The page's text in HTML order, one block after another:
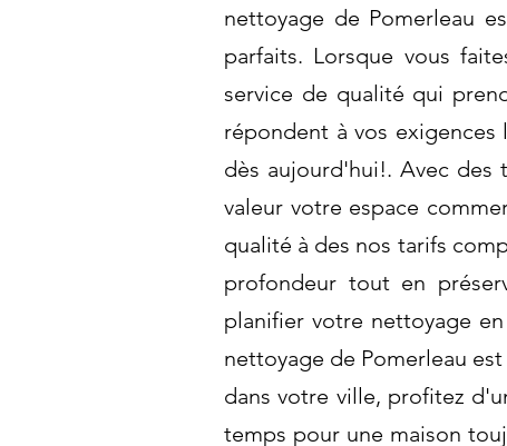
nettoyage de Pomerleau
parfaits. Lorsque vous
service de qualité qui
répondent à vos
dès aujourd'hui!. Avec
valeur votre espace
qualité à des nos tarifs
profondeur tout en
planifier votre nettoyage
nettoyage de Pomerleau
dans votre ville, profitez
temps pour une maison